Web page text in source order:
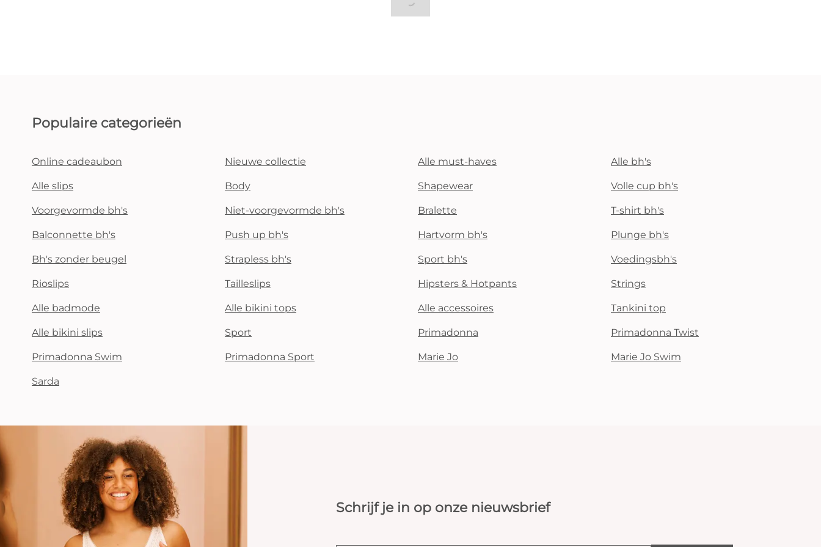
Populaire categorieën
Online cadeaubon Nieuwe collectie Alle must-haves Alle bh's
Alle slips Body Shapewear Volle cup bh's
Voorgevormde bh's Niet-voorgevormde bh's Bralette T-shirt bh's
Balconnette bh's Push up bh's Hartvorm bh's Plunge bh's
Bh's zonder beugel Strapless bh's Sport bh's Voedingsbh's
Rioslips Tailleslips Hipsters & Hotpants Strings
Alle badmode Alle bikini tops Alle accessoires Tankini top
Alle bikini slips Sport Primadonna Primadonna Twist
Primadonna Swim Primadonna Sport Marie Jo Marie Jo Swim
Sarda
Schrijf je in op onze nieuwsbrief